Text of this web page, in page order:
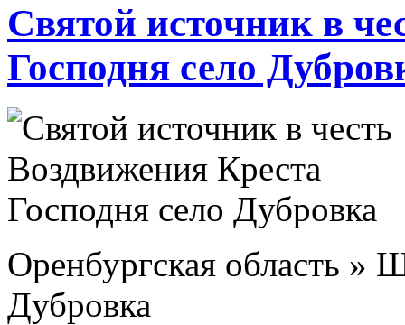
Святой источник в
Господня село
Оренбургская область »
Дубровка